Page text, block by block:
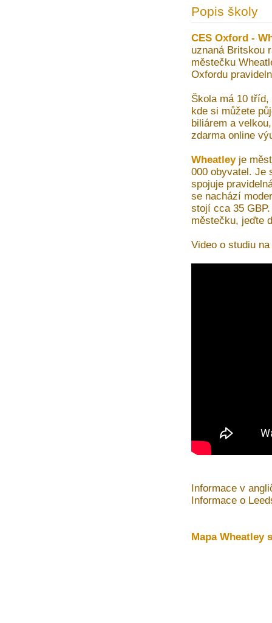
Popis školy
CES Oxford -
uznaná Britskou
městečku
Oxfordu
Škola má 10
kde si můžete
biliárem a
zdarma online
Wheatleyje
000 obyvatel. Je
spojuje
se nachází
stojí cca 35
městečku, jeďte
Video o studiu
Informace v
Informace o
Mapa Wheatley